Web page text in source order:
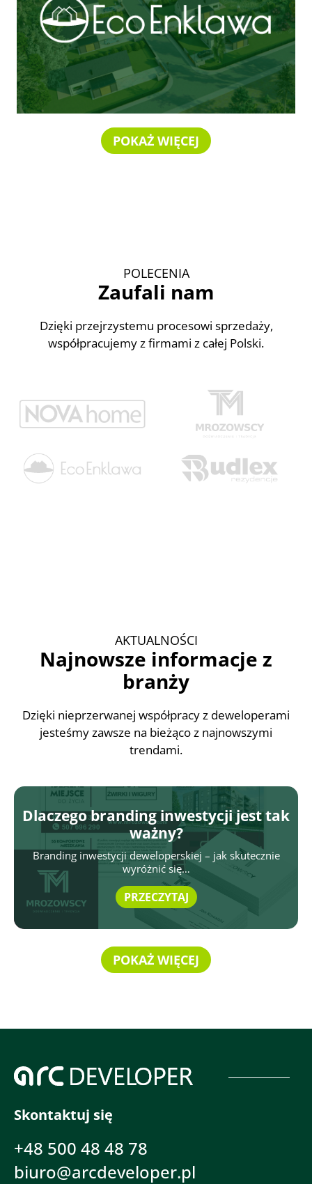
POKAŻ WIĘCEJ
POLECENIA
Zaufali nam
Dzięki przejrzystemu procesowi sprzedaży,
współpracujemy z firmami z całej Polski.
AKTUALNOŚCI
Najnowsze informacje z
branży
Dzięki nieprzerwanej współpracy z deweloperami
jesteśmy zawsze na bieżąco z najnowszymi
trendami.
Dlaczego branding inwestycji jest tak
ważny?
Branding inwestycji deweloperskiej – jak skutecznie
wyróżnić się…
PRZECZYTAJ
POKAŻ WIĘCEJ
Skontaktuj się
+48 500 48 48 78
biuro@arcdeveloper.pl